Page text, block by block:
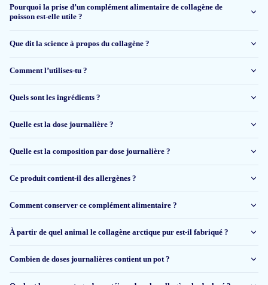
Grote verpakking, aangename smaak.
Sylwia
1 déc 2025
even geduld hebben ( een minuutje 😉) even met je glas blijven draaien,
update over een maand. Over de kwaliteit kan ik niets zeggen, omdat ik
geen deskundige ben... daar moet ik artic bleu op vertouwen..
Bianca
29 nov 2025
Pourquoi la prise d’un complément alimentaire de collagène de
poisson est-elle utile ?
Que dit la science à propos du collagène ?
Comment l’utilises-tu ?
Quels sont les ingrédients ?
Quelle est la dose journalière ?
Quelle est la composition par dose journalière ?
Ce produit contient-il des allergènes ?
Comment conserver ce complément alimentaire ?
À partir de quel animal le collagène arctique pur est-il fabriqué ?
Combien de doses journalières contient un pot ?